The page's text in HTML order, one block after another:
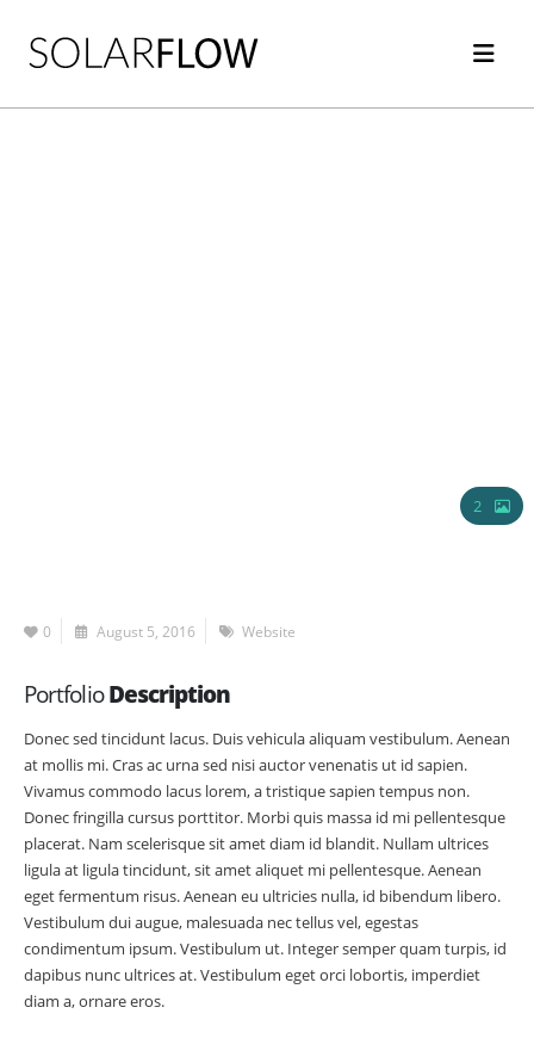
2
0 August 5, 2016 Website
PortfolioDescription
Donec sed tincidunt lacus. Duis vehicula aliquam vestibulum. Aenean
at mollis mi. Cras ac urna sed nisi auctor venenatis ut id sapien.
Vivamus commodo lacus lorem, a tristique sapien tempus non.
Donec fringilla cursus porttitor. Morbi quis massa id mi pellentesque
placerat. Nam scelerisque sit amet diam id blandit. Nullam ultrices
ligula at ligula tincidunt, sit amet aliquet mi pellentesque. Aenean
eget fermentum risus. Aenean eu ultricies nulla, id bibendum libero.
Vestibulum dui augue, malesuada nec tellus vel, egestas
condimentum ipsum. Vestibulum ut. Integer semper quam turpis, id
dapibus nunc ultrices at. Vestibulum eget orci lobortis, imperdiet
diam a, ornare eros.